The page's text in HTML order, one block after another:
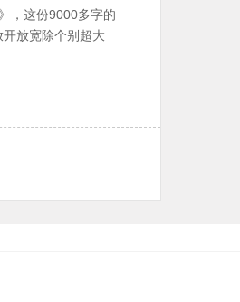
，这份9000多字的
放宽除个别超大